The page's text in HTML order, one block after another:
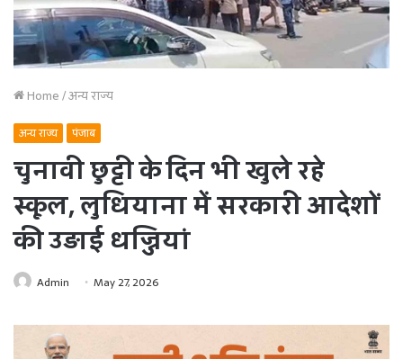
Home/अन्य राज्य
अन्य राज्य पंजाब
चुनावी छुट्टी के दिन भी खुले रहे
स्कूल, लुधियाना में सरकारी आदेशों
की उड़ाई धज्जियां
Admin May 27, 2026